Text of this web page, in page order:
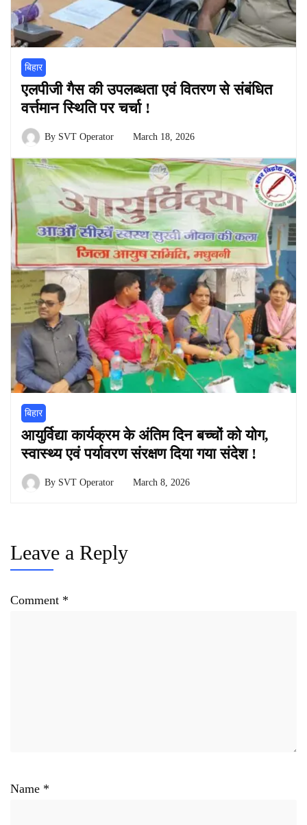
बिहार
एलपीजी गैस की उपलब्धता एवं वितरण से संबंधित
वर्त्तमान स्थिति पर चर्चा !
By SVT Operator March 18, 2026
बिहार
आयुर्विद्या कार्यक्रम के अंतिम दिन बच्चों को योग,
स्वास्थ्य एवं पर्यावरण संरक्षण दिया गया संदेश !
By SVT Operator March 8, 2026
Leave a Reply
Comment *
Name *